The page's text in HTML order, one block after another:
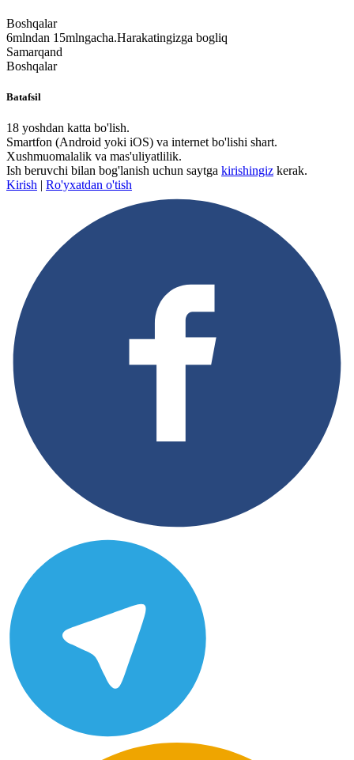
Boshqalar
6mlndan 15mlngacha.Harakatingizga bogliq
Samarqand
Boshqalar
Batafsil
18 yoshdan katta bo'lish.
​Smartfon (Android yoki iOS) va internet bo'lishi shart.
​Xushmuomalalik va mas'uliyatlilik.
Ish beruvchi bilan bog'lanish uchun saytga kirishingiz kerak.
Kirish | Ro'yxatdan o'tish